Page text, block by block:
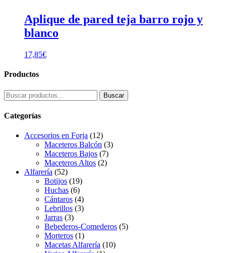
Aplique de pared teja barro rojo y
blanco
17,85€
Productos
Buscar
por:
Buscar
Categorías
Accesorios en Forja (12)
Maceteros Balcón (3)
Maceteros Bajos (7)
Maceteros Altos (2)
Alfarería (52)
Botijos (19)
Huchas (6)
Cántaros (4)
Lebrillos (3)
Jarras (3)
Bebederos-Comederos (5)
Morteros (1)
Macetas Alfarería (10)